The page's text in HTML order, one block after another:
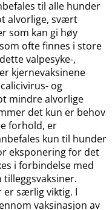
til alle hunder
alvorlige, svært
som kan gi høy
ofte finnes i store
valpesyke-,
kjernevaksinene
og
mindre alvorlige
det kun er behov
forhold, er
kun til hunder
eksponering for det
i forbindelse med
er særlig viktig. I
vaksinasjon av